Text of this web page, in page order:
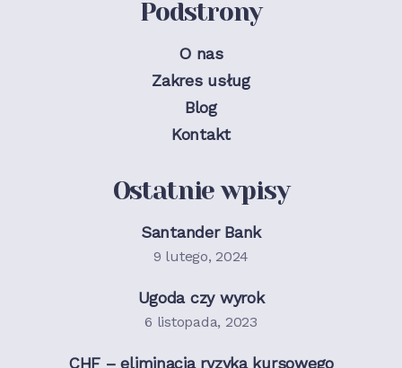
Podstrony
O nas
Zakres usług
Blog
Kontakt
Ostatnie wpisy
Santander Bank
9 lutego, 2024
Ugoda czy wyrok
6 listopada, 2023
CHF – eliminacja ryzyka kursowego